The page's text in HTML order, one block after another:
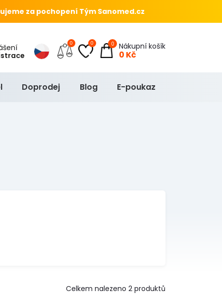
za pochopení Tým Sanomed.cz
0 0 Nákupní košík
0 Kč
0
Doprodej Blog E-poukaz
Celkem nalezeno 2 produktů